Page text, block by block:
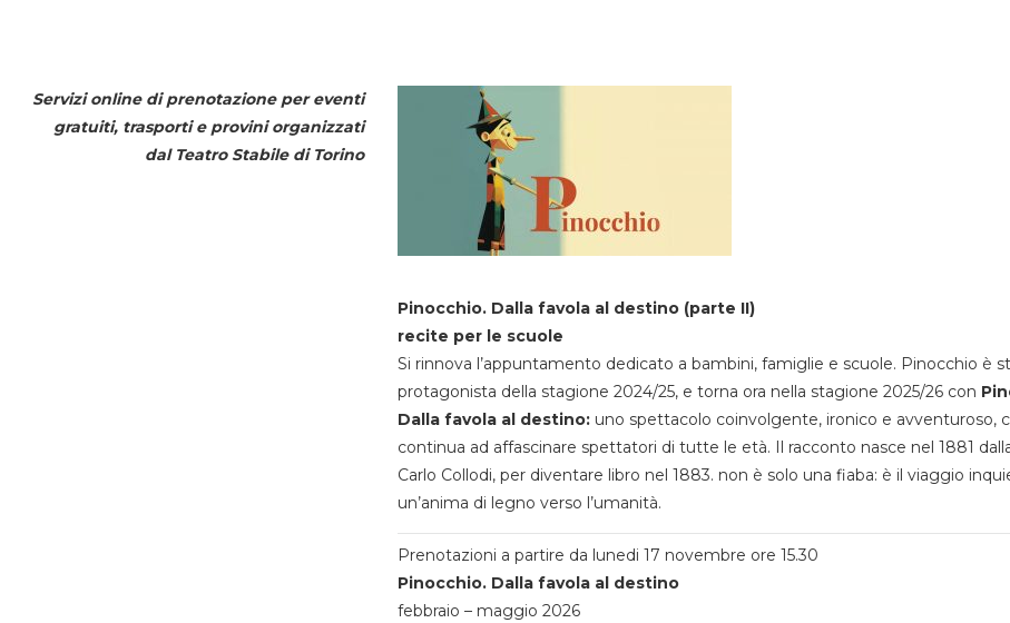
Servizi online di prenotazione per eventi
gratuiti, trasporti e provini organizzati
dal Teatro Stabile di Torino
Pinocchio. Dalla favola al destino (parte II)
recite per le scuole
Si rinnova l’appuntamento dedicato a bambini, famiglie e scuole. Pinocchio è
protagonista della stagione 2024/25, e torna ora nella stagione 2025/26 con
Dalla favola al destino:uno spettacolo coinvolgente, ironico e avventuroso,
continua ad affascinare spettatori di tutte le età. Il racconto nasce nel 1881
Carlo Collodi, per diventare libro nel 1883. non è solo una fiaba: è il viaggio
un’anima di legno verso l’umanità.
Prenotazioni a partire da lunedi 17 novembre ore 15.30
Pinocchio. Dalla favola al destino
febbraio – maggio 2026